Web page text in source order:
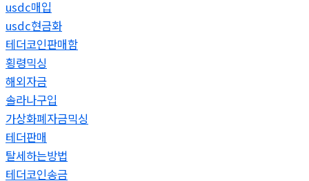
usdc매입
usdc현금화
테더코인판매함
횡령믹싱
해외자금
솔라나구입
가상화폐자금믹싱
테더판매
탈세하는방법
테더코인송금